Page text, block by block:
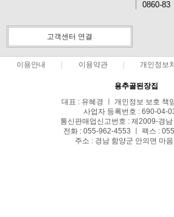
0860-83
고객센터 연결
이용안내 이용약관 개인정보
용추골된장집
대표 : 유혜경 ㅣ 개인정보 보호 책
사업자 등록번호 : 690-04-
통신판매업신고번호 : 제2009-경
전화 : 055-962-4553 ㅣ 팩스 :
주소 : 경남 함양군 안의면 마